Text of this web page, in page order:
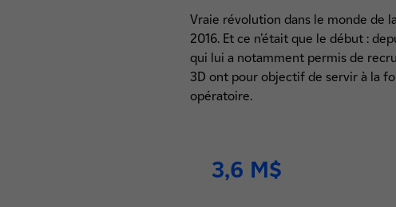
Vraie révolution dans le monde de
2016. Et ce n’était que le début :
qui lui a notamment permis de
3D ont pour objectif de servir à la
opératoire.
3,6 M$